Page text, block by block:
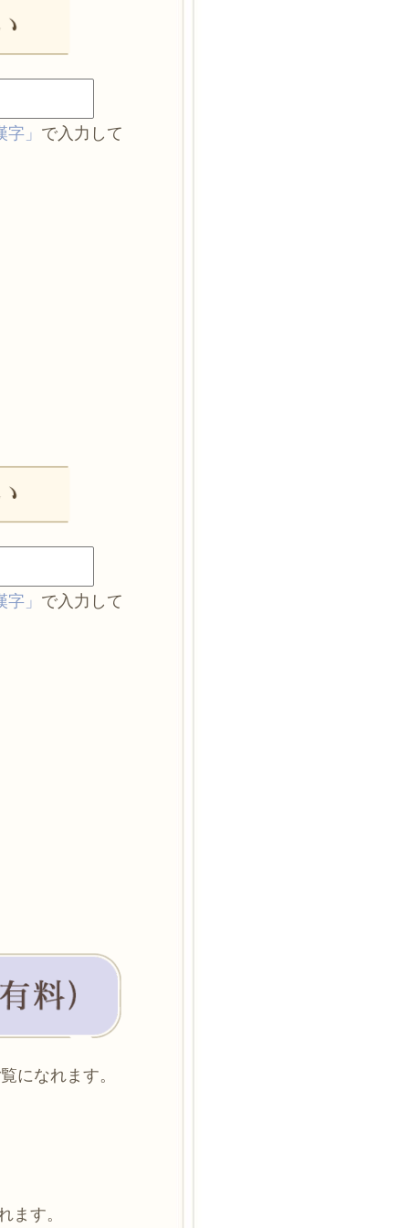
」 で入力して
」 で入力して
になれます。
す。